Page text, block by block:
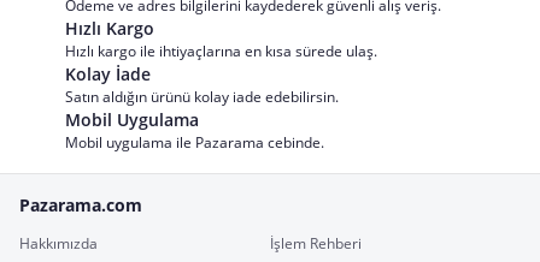
Ödeme ve adres bilgilerini kaydederek güvenli alış veriş.
Hızlı Kargo
Hızlı kargo ile ihtiyaçlarına en kısa sürede ulaş.
Kolay İade
Satın aldığın ürünü kolay iade edebilirsin.
Mobil Uygulama
Mobil uygulama ile Pazarama cebinde.
Pazarama.com
Hakkımızda
İşlem Rehberi